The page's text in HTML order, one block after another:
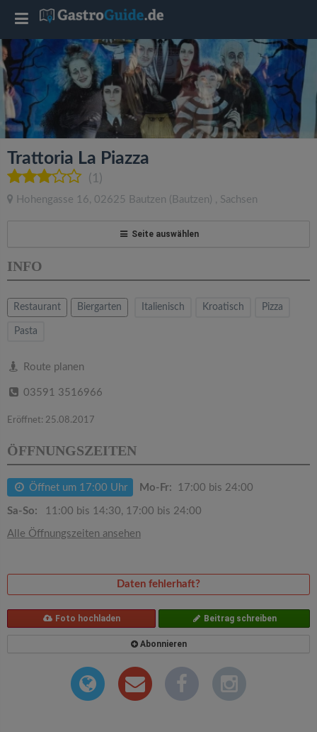
Trattoria La Piazza
(1)
Hohengasse 16, 02625 Bautzen (Bautzen) , Sachsen
Seite auswählen
INFO
Restaurant Biergarten Italienisch Kroatisch Pizza
Pasta
Route planen
03591 3516966
Eröffnet: 25.08.2017
ÖFFNUNGSZEITEN
Öffnet um 17:00 Uhr Mo-Fr: 17:00 bis 24:00
Sa-So: 11:00 bis 14:30, 17:00 bis 24:00
Alle Öffnungszeiten ansehen
Daten fehlerhaft?
Foto hochladen Beitrag schreiben
Abonnieren
T
o
g
g
l
e
a
v
g
t
i